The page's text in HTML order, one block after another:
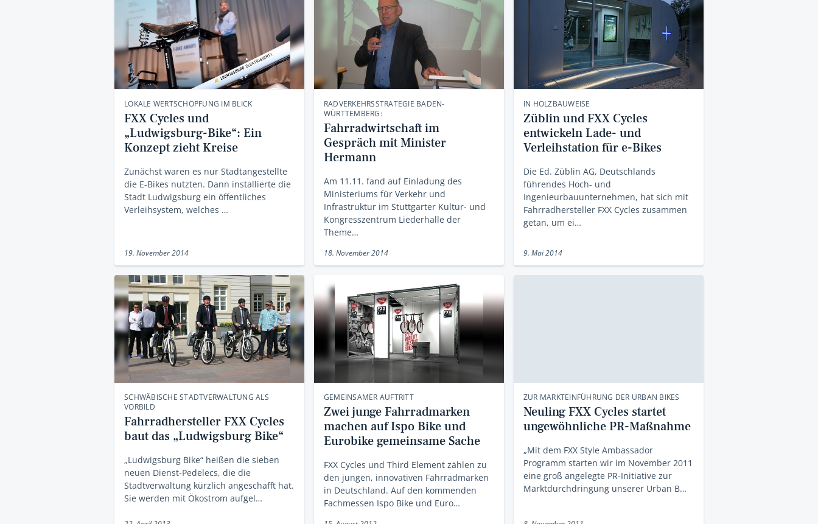
LOKALE WERTSCHÖPFUNG IM BLICK
FXX Cycles und
„Ludwigsburg-Bike“: Ein
Konzept zieht Kreise
Zunächst waren es nur Stadtangestellte
die E-Bikes nutzten. Dann installierte die
Stadt Ludwigsburg ein öffentliches
Verleihsystem, welches …
19. November 2014
RADVERKEHRSSTRATEGIE BADEN-
WÜRTTEMBERG:
Fahrradwirtschaft im
Gespräch mit Minister
Hermann
Am 11.11. fand auf Einladung des
Ministeriums für Verkehr und
Infrastruktur im Stuttgarter Kultur- und
Kongresszentrum Liederhalle der
Theme…
18. November 2014
IN HOLZBAUWEISE
Züblin und FXX Cycles
entwickeln Lade- und
Verleihstation für e-Bikes
Die Ed. Züblin AG, Deutschlands
führendes Hoch- und
Ingenieurbauunternehmen, hat sich mit
Fahrradhersteller FXX Cycles zusammen
getan, um ei…
9. Mai 2014
SCHWÄBISCHE STADTVERWALTUNG ALS
VORBILD
Fahrradhersteller FXX Cycles
baut das „Ludwigsburg Bike“
„Ludwigsburg Bike“ heißen die sieben
neuen Dienst-Pedelecs, die die
Stadtverwaltung kürzlich angeschafft hat.
Sie werden mit Ökostrom aufgel…
GEMEINSAMER AUFTRITT
Zwei junge Fahrradmarken
machen auf Ispo Bike und
Eurobike gemeinsame Sache
FXX Cycles und Third Element zählen zu
den jungen, innovativen Fahrradmarken
in Deutschland. Auf den kommenden
Fachmessen Ispo Bike und Euro…
ZUR MARKTEINFÜHRUNG DER URBAN BIKES
Neuling FXX Cycles startet
ungewöhnliche PR-Maßnahme
„Mit dem FXX Style Ambassador
Programm starten wir im November 2011
eine groß angelegte PR-Initiative zur
Marktdurchdringung unserer Urban B…